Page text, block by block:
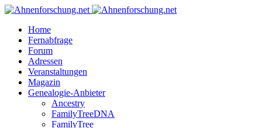
Home
Fernabfrage
Forum
Adressen
Veranstaltungen
Magazin
Genealogie-Anbieter
Ancestry
FamilyTreeDNA
FamilyTree